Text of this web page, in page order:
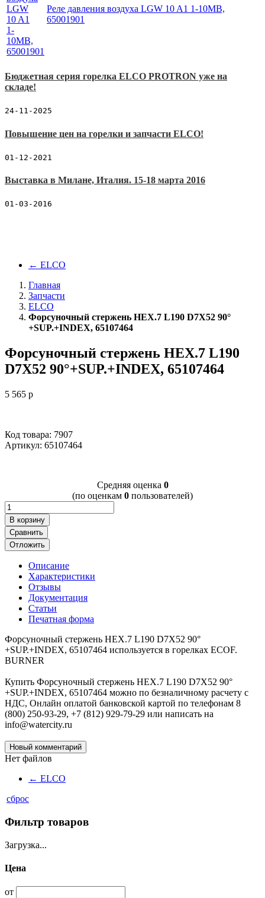
Реле давления воздуха LGW 10 A1 1-10MB,
65001901
Бюджетная серия горелка ELCO PROTRON уже на
складе!
24-11-2025
Повышение цен на горелки и запчасти ELCO!
01-12-2021
Выставка в Милане, Италия. 15-18 марта 2016
01-03-2016
← ELCO
Главная
Запчасти
ELCO
Форсуночный стержень HEX.7 L190 D7X52 90°
+SUP.+INDEX, 65107464
Форсуночный стержень HEX.7 L190
D7X52 90°+SUP.+INDEX, 65107464
5 565 p
Код товара: 7907
Артикул: 65107464
Cредняя оценка 0
(по оценкам 0 пользователей)
В корзину
Сравнить
Отложить
Описание
Характеристики
Отзывы
Документация
Статьи
Печатная форма
Форсуночный стержень HEX.7 L190 D7X52 90°
+SUP.+INDEX, 65107464 используется в горелках ECOF.
BURNER
Купить Форсуночный стержень HEX.7 L190 D7X52 90°
+SUP.+INDEX, 65107464 можно по безналичному расчету с
НДС, Онлайн оплатой банковской картой по телефонам 8
(800) 250-93-29, +7 (812) 929-79-29 или написать на
info@watercity.ru
Новый комментарий
Нет файлов
← ELCO
сброс
Фильтр товаров
Загрузка...
Цена
от